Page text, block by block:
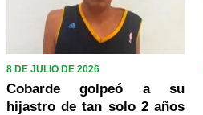
8 DE JULIO DE 2026
Cobarde golpeó a su
hijastro de tan solo 2 años